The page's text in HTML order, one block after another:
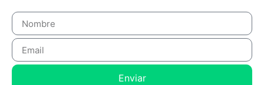
Enviar